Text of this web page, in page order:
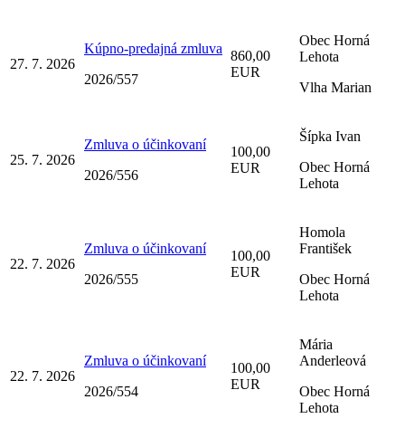
27. 7. 2026
Kúpno-predajná zmluva
2026/557
860,00
EUR
Obec Horná
Lehota
Vlha Marian
25. 7. 2026
Zmluva o účinkovaní
2026/556
100,00
EUR
Šípka Ivan
Obec Horná
Lehota
22. 7. 2026
Zmluva o účinkovaní
2026/555
100,00
EUR
Homola
František
Obec Horná
Lehota
22. 7. 2026
Zmluva o účinkovaní
2026/554
100,00
EUR
Mária
Anderleová
Obec Horná
Lehota